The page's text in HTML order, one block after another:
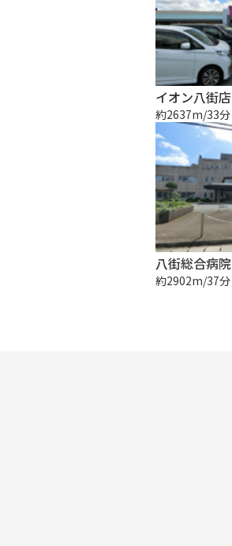
イオン八街店
約2637m/33分
八街総合病院
約2902m/37分